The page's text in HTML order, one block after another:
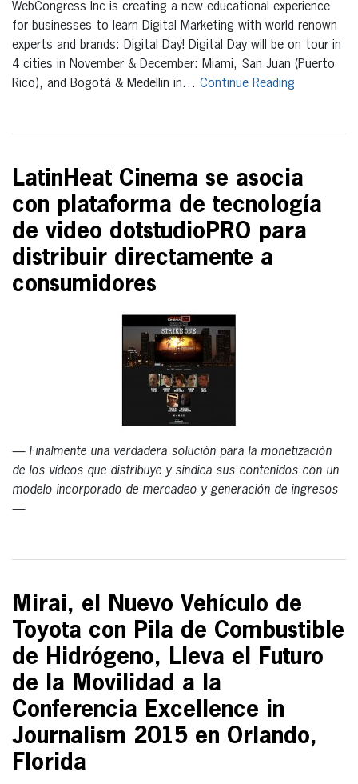
WebCongress Inc is creating a new educational experience
for businesses to learn Digital Marketing with world renown
experts and brands: Digital Day! Digital Day will be on tour in
4 cities in November & December: Miami, San Juan (Puerto
Rico), and Bogotá & Medellin in… Continue Reading
LatinHeat Cinema se asocia
con plataforma de tecnología
de video dotstudioPRO para
distribuir directamente a
consumidores
— Finalmente una verdadera solución para la monetización
de los vídeos que distribuye y sindica sus contenidos con un
modelo incorporado de mercadeo y generación de ingresos
—
Mirai, el Nuevo Vehículo de
Toyota con Pila de Combustible
de Hidrógeno, Lleva el Futuro
de la Movilidad a la
Conferencia Excellence in
Journalism 2015 en Orlando,
Florida